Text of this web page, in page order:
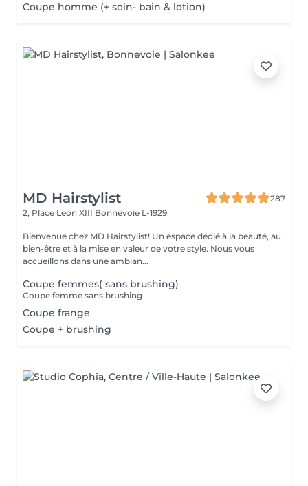
Coupe homme (+ soin- bain & lotion)
MD Hairstylist
287
2, Place Leon XIII Bonnevoie L-1929
Bienvenue chez MD Hairstylist! Un espace dédié à la beauté, au
bien-être et à la mise en valeur de votre style. Nous vous
accueillons dans une ambian...
Coupe femmes( sans brushing)
Coupe femme sans brushing
Coupe frange
Coupe + brushing